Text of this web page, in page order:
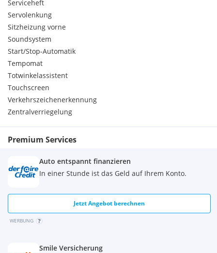
Serviceheft
Servolenkung
Sitzheizung vorne
Soundsystem
Start/Stop-Automatik
Tempomat
Totwinkelassistent
Touchscreen
Verkehrszeichenerkennung
Zentralverriegelung
Premium Services
Auto entspannt finanzieren
In einer Stunde ist das Geld auf Ihrem Konto.
Jetzt Angebot berechnen
WERBUNG
Smile Versicherung